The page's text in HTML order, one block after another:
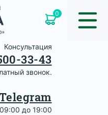
0
Консультация
33-43
звонок.
до 19:00